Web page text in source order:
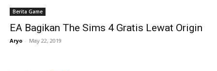
Berita Game
EA Bagikan The Sims 4 Gratis Lewat Origin
Aryo - May 22, 2019